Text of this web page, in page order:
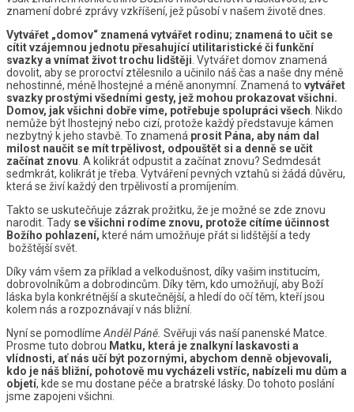
znamení dobré zprávy vzkříšení, jež působí v našem životě dnes.
Vytvářet „domov“ znamená vytvářet rodinu; znamená to učit se
cítit vzájemnou jednotu přesahující utilitaristické či funkční
svazky a vnímat život trochu lidštěji . Vytvářet domov znamená
dovolit, aby se proroctví ztělesnilo a učinilo náš čas a naše dny méně
nehostinné, méně lhostejné a méně anonymní. Znamená to vytvářet
svazky prostými všedními gesty, jež mohou prokazovat všichni.
Domov, jak všichni dobře víme, potřebuje spolupráci všech . Nikdo
nemůže být lhostejný nebo cizí, protože každý představuje kámen
nezbytný k jeho stavbě. To znamená prosit Pána, aby nám dal
milost naučit se mít trpělivost, odpouštět si a denně se učit
začínat znovu . A kolikrát odpustit a začínat znovu? Sedmdesát
sedmkrát, kolikrát je třeba. Vytváření pevných vztahů si žádá důvěru,
která se živí každý den trpělivostí a promíjením.
Takto se uskutečňuje zázrak prožitku, že je možné se zde znovu
narodit. Tady se všichni rodíme znovu, protože cítíme účinnost
Božího pohlazení, které nám umožňuje přát si lidštější a tedy
božštější svět.
Díky vám všem za příklad a velkodušnost, díky vašim institucím,
dobrovolníkům a dobrodincům. Díky těm, kdo umožňují, aby Boží
láska byla konkrétnější a skutečnější, a hledí do očí těm, kteří jsou
kolem nás a rozpoznávají v nás bližní.
Nyní se pomodlíme Anděl Páně. Svěřuji vás naší panenské Matce.
Prosme tuto dobrou Matku, která je znalkyní laskavosti a
vlídnosti, ať nás učí být pozornými, abychom denně objevovali,
kdo je náš bližní, pohotově mu vycházeli vstříc, nabízeli mu dům a
objetí, kde se mu dostane péče a bratrské lásky. Do tohoto poslání
jsme zapojeni všichni.